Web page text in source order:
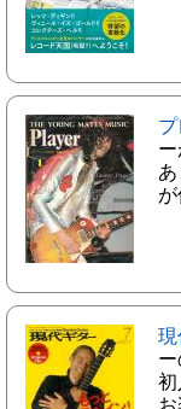
が
現
初